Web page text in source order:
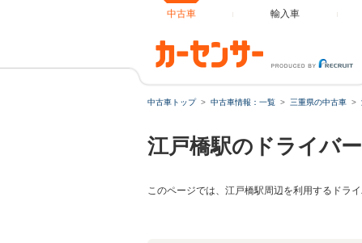
中古車 輸入車
中古車トップ 中古車情報：一覧 三重県の中古車
江戸橋駅のドライバ
このページでは、江戸橋駅周辺を利用するドラ